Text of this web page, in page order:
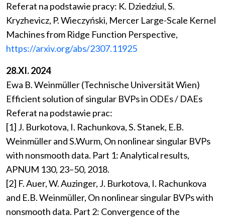
Referat na podstawie pracy: K. Dziedziul, S.
Kryzhevicz, P. Wieczyński, Mercer Large-Scale Kernel
Machines from Ridge Function Perspective,
https://arxiv.org/abs/2307.11925
28.XI. 2024
Ewa B. Weinmüller (Technische Universität Wien)
Efficient solution of singular BVPs in ODEs / DAEs
Referat na podstawie prac:
[1] J. Burkotova, I. Rachunkova, S. Stanek, E.B.
Weinmüller and S.Wurm, On nonlinear singular BVPs
with nonsmooth data. Part 1: Analytical results,
APNUM 130, 23–50, 2018.
[2] F. Auer, W. Auzinger, J. Burkotova, I. Rachunkova
and E.B. Weinmüller, On nonlinear singular BVPs with
nonsmooth data. Part 2: Convergence of the